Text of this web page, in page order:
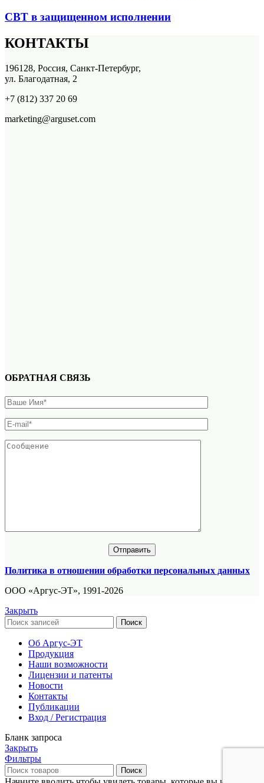
СВТ в защищенном исполнении
КОНТАКТЫ
196128, Россия, Санкт-Петербург,
ул. Благодатная, 2
+7 (812) 337 20 69
marketing@arguset.com
ОБРАТНАЯ СВЯЗЬ
Политика в отношении обработки персональных данных
ООО «Аргус-ЭТ», 1991-2026
Закрыть
Поиск
Об Аргус-ЭТ
Продукция
Наши возможности
Лицензии и патенты
Новости
Контакты
Публикации
Вход / Регистрация
Бланк запроса
Закрыть
Фильтры
Поиск